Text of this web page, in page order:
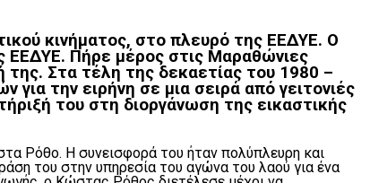
κινήματος, στο πλευρό της ΕΕΔΥΕ. Ο
ΕΕΔΥΕ. Πήρε μέρος στις Μαραθώνιες
Στα τέλη της δεκαετίας του 1980 –
για την ειρήνη σε μια σειρά από γειτονιές
του στη διοργάνωση της εικαστικής
Ρόθο. Η συνεισφορά του ήταν πολύπλευρη και
του στην υπηρεσία του αγώνα του λαού για ένα